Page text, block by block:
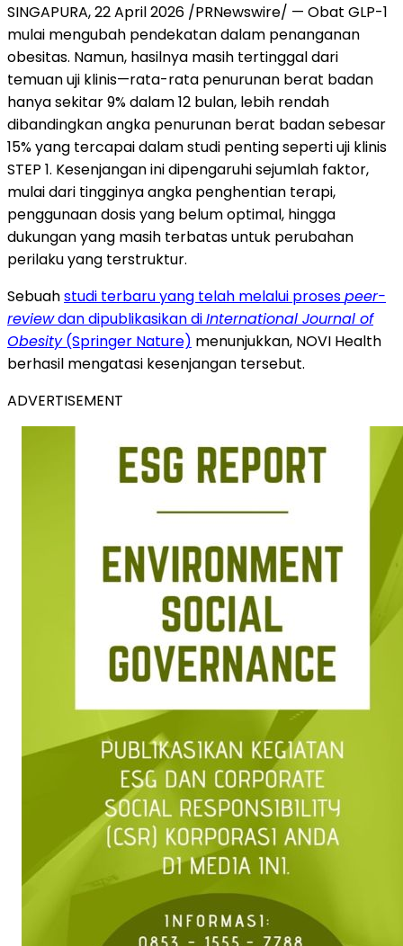
SINGAPURA, 22 April 2026 /PRNewswire/ — Obat GLP-1
mulai mengubah pendekatan dalam penanganan
obesitas. Namun, hasilnya masih tertinggal dari
temuan uji klinis—rata-rata penurunan berat badan
hanya sekitar 9% dalam 12 bulan, lebih rendah
dibandingkan angka penurunan berat badan sebesar
15% yang tercapai dalam studi penting seperti uji klinis
STEP 1. Kesenjangan ini dipengaruhi sejumlah faktor,
mulai dari tingginya angka penghentian terapi,
penggunaan dosis yang belum optimal, hingga
dukungan yang masih terbatas untuk perubahan
perilaku yang terstruktur.
Sebuahstudi terbaru yang telah melalui prosespeer-
reviewdan dipublikasikan diInternational Journal of
Obesity(Springer Nature) menunjukkan, NOVI Health
berhasil mengatasi kesenjangan tersebut.
ADVERTISEMENT